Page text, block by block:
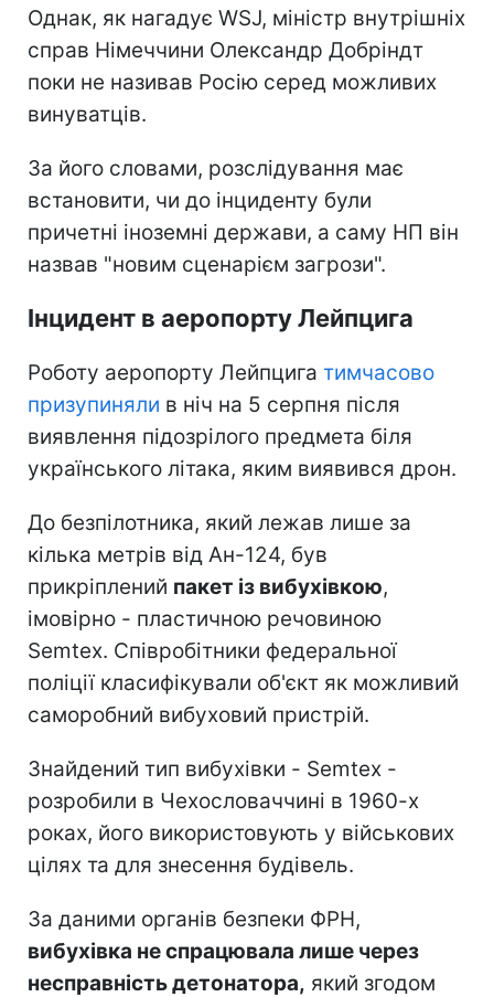
Однак, як нагадує WSJ, міністр внутрішніх
справ Німеччини Олександр Добріндт
поки не називав Росію серед можливих
винуватців.
За його словами, розслідування має
встановити, чи до інциденту були
причетні іноземні держави, а саму НП він
назвав "новим сценарієм загрози".
Інцидент в аеропорту Лейпцига
Роботу аеропорту Лейпцига тимчасово
призупиняли в ніч на 5 серпня після
виявлення підозрілого предмета біля
українського літака, яким виявився дрон.
До безпілотника, який лежав лише за
кілька метрів від Ан-124, був
прикріплений пакет із вибухівкою,
імовірно - пластичною речовиною
Semtex. Співробітники федеральної
поліції класифікували об'єкт як можливий
саморобний вибуховий пристрій.
Знайдений тип вибухівки - Semtex -
розробили в Чехословаччині в 1960-х
роках, його використовують у військових
цілях та для знесення будівель.
За даними органів безпеки ФРН,
вибухівка не спрацювала лише через
несправність детонатора, який згодом